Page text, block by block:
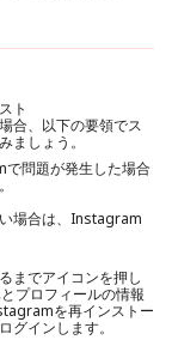
ト
合、以下の要領でス
ましょう。
問題が発生した場合
場合は、Instagram
までアイコンを押し
プロフィールの情報
を再インストー
グインします。